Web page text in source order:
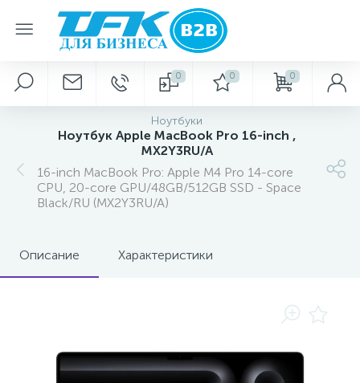
0 0 0
Ноутбуки
Ноутбук Apple MacBook Pro 16-inch ,
MX2Y3RU/A
16-inch MacBook Pro: Apple M4 Pro 14-core
CPU, 20-core GPU/48GB/512GB SSD - Space
Black/RU (MX2Y3RU/A)
Описание Характеристики